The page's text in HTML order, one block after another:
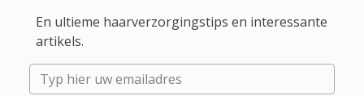
En ultieme haarverzorgingstips en interessante
artikels.